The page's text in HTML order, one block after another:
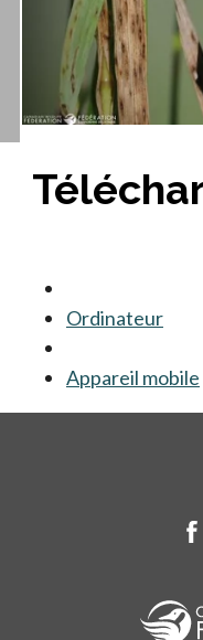
Ordinateur
Appareil mobile